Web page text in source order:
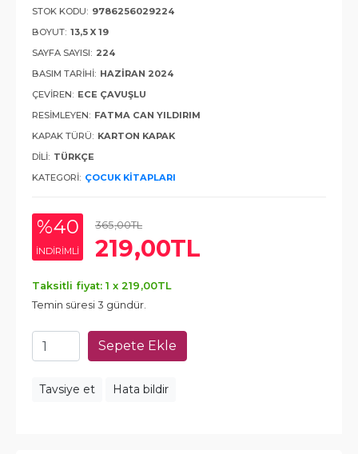
STOK KODU: 9786256029224
BOYUT: 13,5 X 19
SAYFA SAYISI: 224
BASIM TARIHI: HAZIRAN 2024
ÇEVIREN: ECE ÇAVUŞLU
RESIMLEYEN: FATMA CAN YILDIRIM
KAPAK TÜRÜ: KARTON KAPAK
DILI: TÜRKÇE
KATEGORI: ÇOCUK KITAPLARI
%40
INDIRIMLI
365,00TL
219,00TL
Taksitli fiyat: 1 x 219 ,00TL
Temin süresi 3 gündür.
Sepete Ekle
Tavsiye et Hata bildir